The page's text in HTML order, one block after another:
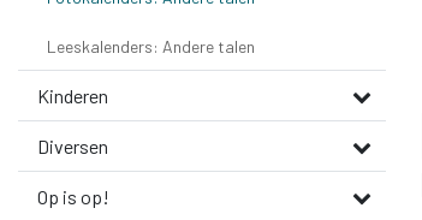
Leeskalenders: Andere talen
Kinderen
Diversen
Op is op!